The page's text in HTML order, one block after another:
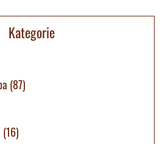
Kategorie
(87)
(16)